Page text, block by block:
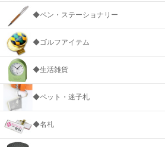
◆ペン・ステーショナリー
◆ゴルフアイテム
◆生活雑貨
◆ペット・迷子札
◆名札